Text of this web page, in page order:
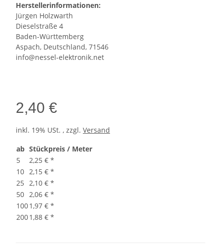
Herstellerinformationen:
Jürgen Holzwarth
Dieselstraße 4
Baden-Württemberg
Aspach, Deutschland, 71546
info@nessel-elektronik.net
2,40 €
inkl. 19% USt. , zzgl. Versand
ab Stückpreis / Meter
5
2,25 € *
10 2,15 € *
25 2,10 € *
50 2,06 € *
1001,97 € *
2001,88 € *